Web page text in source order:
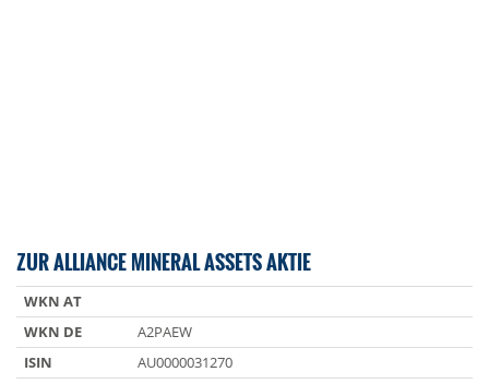
ZUR ALLIANCE MINERAL ASSETS AKTIE
WKN AT
WKN DE
A2PAEW
ISIN
AU0000031270